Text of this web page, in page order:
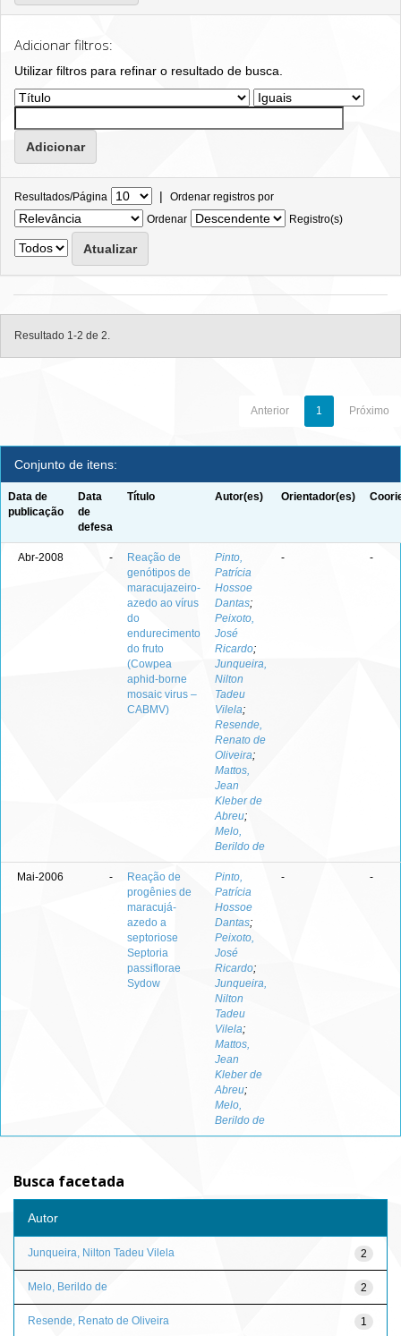
Adicionar filtros:
Utilizar filtros para refinar o resultado de busca.
Resultados/Página | Ordenar registros por
Ordenar
Registro(s)
Resultado 1-2 de 2.
Anterior 1 Próximo
Conjunto de itens:
Data de
publicação
Data
de
defesa
Título Autor(es) Orientador(es)
Abr-2008 -
Reação de
genótipos de
maracujazeiro-
azedo ao vírus
do
endurecimento
do fruto
(Cowpea
aphid-borne
mosaic virus –
CABMV)
Pinto,
Patrícia
Hossoe
Dantas;
Peixoto,
José
Ricardo;
Junqueira,
Nilton
Tadeu
Vilela;
Resende,
Renato de
Oliveira;
Mattos,
Jean
Kleber de
Abreu;
Melo,
Berildo de
- -
Mai-2006 -
Reação de
progênies de
maracujá-
azedo a
septoriose
Septoria
passiflorae
Sydow
Pinto,
Patrícia
Hossoe
Dantas;
Peixoto,
José
Ricardo;
Junqueira,
Nilton
Tadeu
Vilela;
Mattos,
Jean
Kleber de
Abreu;
Melo,
Berildo de
- -
Busca facetada
Autor
2
Junqueira, Nilton Tadeu Vilela
2
Melo, Berildo de
1
Resende, Renato de Oliveira